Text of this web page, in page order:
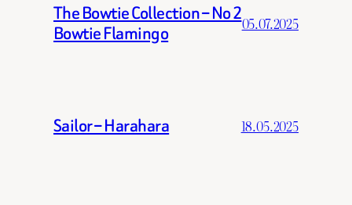
The Bowtie Collection – No 2
Bowtie Flamingo
05.07.2025
Sailor – Harahara 18.05.2025